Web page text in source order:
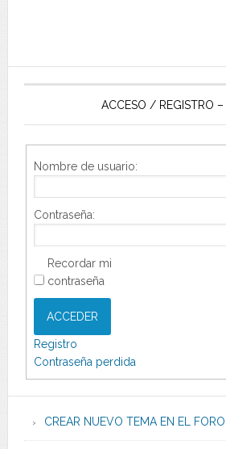
ACCESO / REGISTRO –
Nombre de usuario:
Contraseña:
Recordar mi
contraseña
ACCEDER
Registro
Contraseña perdida
CREAR NUEVO TEMA EN EL FORO